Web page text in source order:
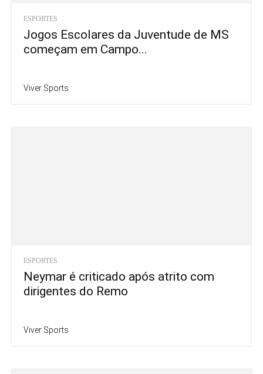
ESPORTES
Jogos Escolares da Juventude de MS
começam em Campo...
Viver Sports
ESPORTES
Neymar é criticado após atrito com
dirigentes do Remo
Viver Sports